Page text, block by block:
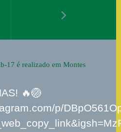
17 é realizado em Montes
🔥🏐
p/